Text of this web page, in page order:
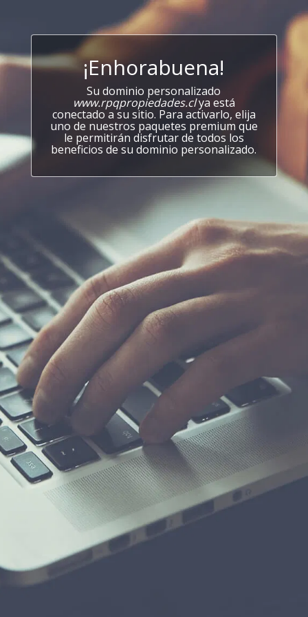
¡Enhorabuena!
Su dominio personalizado
www.rpqpropiedades.clya está
conectado a su sitio. Para activarlo, elija
uno de nuestros paquetes premium que
le permitirán disfrutar de todos los
beneficios de su dominio personalizado.